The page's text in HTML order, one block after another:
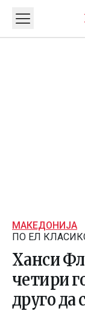
МАКЕДОНИЈА
ПО ЕЛ
Ханси
четири
друго да